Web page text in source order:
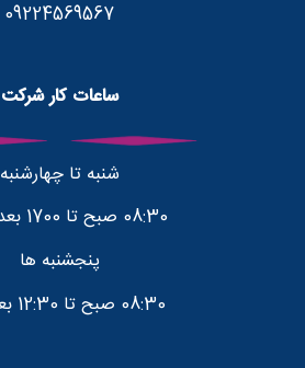
09224569567
ساعات کار شرکت
شنبه تا چهارشنبه
08:30 صبح تا 1700 بعد از ظهر
پنجشنبه ها
08:30 صبح تا 12:30 بعدازظهر